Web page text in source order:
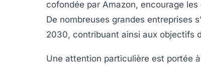
cofondée par Amazon, encourage
De nombreuses grandes entreprises
2030, contribuant ainsi aux objectifs
Une attention particulière est portée